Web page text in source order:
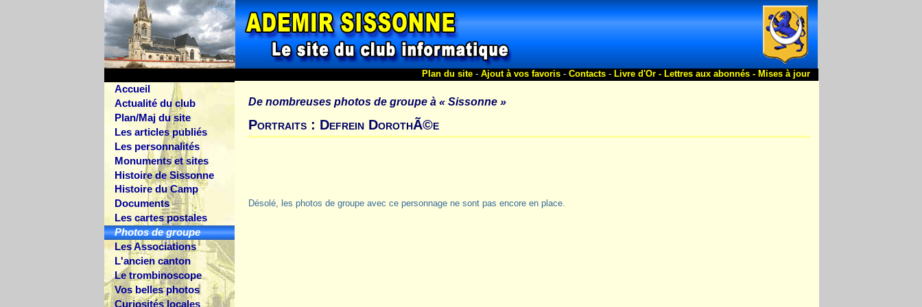
Accueil
Actualité du club
Plan/Maj du site
Les articles publiés
Les personnalités
Monuments et sites
Histoire de Sissonne
Histoire du Camp
Documents
Les cartes postales
Photos de groupe
Les Associations
L'ancien canton
Le trombinoscope
Vos belles photos
Curiosités locales
Plan du site- Ajout à vos favoris- Contacts- Livre d'Or - Lettres aux abonnés - Mises à jour
De nombreuses photos de groupe à « Sissonne »
Portraits : Defrein DorothÃ©e
Désolé, les photos de groupe avec ce personnage ne sont pas encore en place.